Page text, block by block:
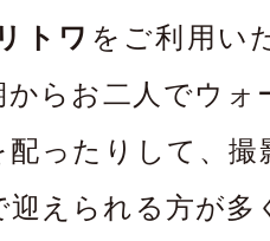
トワ をご利用い
らお二人でウォ
ったりして、撮
迎えられる方が